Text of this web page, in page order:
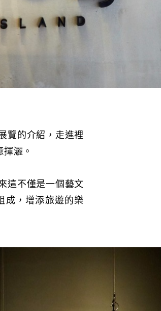
覽的介紹，走進裡
灑。
這不僅是一個藝文
成，增添旅遊的樂